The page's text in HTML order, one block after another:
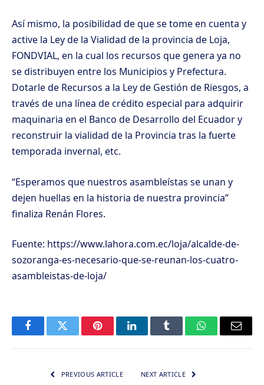
Así mismo, la posibilidad de que se tome en cuenta y
active la Ley de la Vialidad de la provincia de Loja,
FONDVIAL, en la cual los recursos que genera ya no
se distribuyen entre los Municipios y Prefectura.
Dotarle de Recursos a la Ley de Gestión de Riesgos, a
través de una línea de crédito especial para adquirir
maquinaria en el Banco de Desarrollo del Ecuador y
reconstruir la vialidad de la Provincia tras la fuerte
temporada invernal, etc.
“Esperamos que nuestros asambleístas se unan y
dejen huellas en la historia de nuestra provincia”
finaliza Renán Flores.
Fuente: https://www.lahora.com.ec/loja/alcalde-de-
sozoranga-es-necesario-que-se-reunan-los-cuatro-
asambleistas-de-loja/
FacebookTwitter PinterestLinkedInTumblr WhatsAppEmail
PREVIOUS ARTICLE NEXT ARTICLE